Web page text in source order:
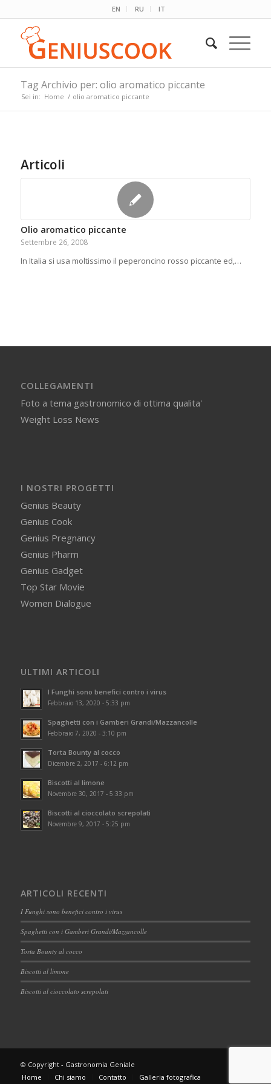
EN RU IT
Tag Archivio per: olio aromatico piccante
Sei in: Home / olio aromatico piccante
Articoli
Olio aromatico piccante
Settembre 26, 2008
In Italia si usa moltissimo il peperoncino rosso piccante ed,…
COLLEGAMENTI
Foto a tema gastronomico di ottima qualita'
Weight Loss News
I NOSTRI PROGETTI
Genius Beauty
Genius Cook
Genius Pregnancy
Genius Pharm
Genius Gadget
Top Star Movie
Women Dialogue
ULTIMI ARTICOLI
I Funghi sono benefici contro i virus
Febbraio 13, 2020 - 5:33 pm
Spaghetti con i Gamberi Grandi/Mazzancolle
Febbraio 7, 2020 - 3:10 pm
Torta Bounty al cocco
Dicembre 2, 2017 - 6:12 pm
Biscotti al limone
Novembre 30, 2017 - 5:33 pm
Biscotti al cioccolato screpolati
Novembre 9, 2017 - 5:25 pm
ARTICOLI RECENTI
I Funghi sono benefici contro i virus
Spaghetti con i Gamberi Grandi/Mazzancolle
Torta Bounty al cocco
Biscotti al limone
Biscotti al cioccolato screpolati
© Copyright - Gastronomia Geniale
Home
Chi siamo Contatto Galleria fotografica